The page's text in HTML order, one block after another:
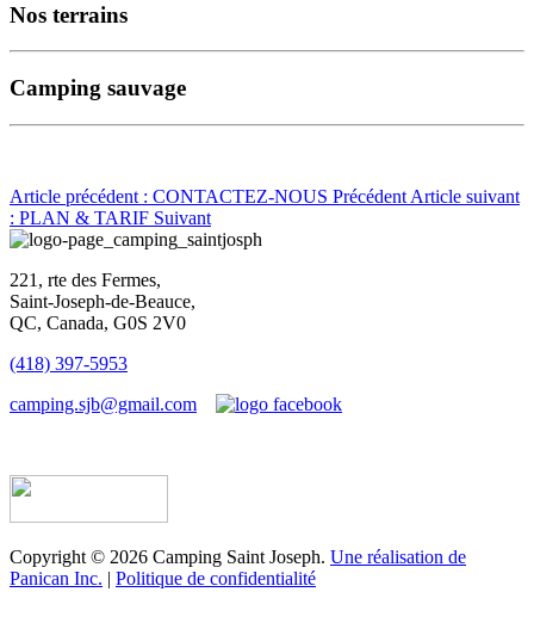
Nos terrains
Camping sauvage
Article précédent : CONTACTEZ-NOUS Précédent Article suivant
: PLAN & TARIF Suivant
221, rte des Fermes,
Saint-Joseph-de-Beauce,
QC, Canada, G0S 2V0
(418) 397-5953
camping.sjb@gmail.com
Copyright © 2026 Camping Saint Joseph. Une réalisation de
Panican Inc. | Politique de confidentialité